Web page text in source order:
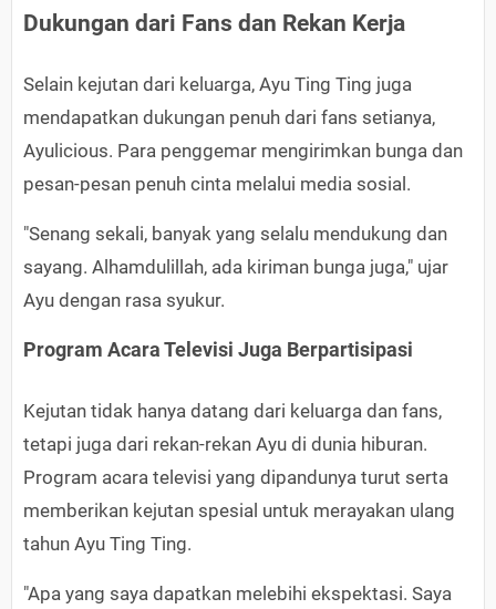
Dukungan dari Fans dan Rekan Kerja
Selain kejutan dari keluarga, Ayu Ting Ting juga
mendapatkan dukungan penuh dari fans setianya,
Ayulicious. Para penggemar mengirimkan bunga dan
pesan-pesan penuh cinta melalui media sosial.
"Senang sekali, banyak yang selalu mendukung dan
sayang. Alhamdulillah, ada kiriman bunga juga," ujar
Ayu dengan rasa syukur.
Program Acara Televisi Juga Berpartisipasi
Kejutan tidak hanya datang dari keluarga dan fans,
tetapi juga dari rekan-rekan Ayu di dunia hiburan.
Program acara televisi yang dipandunya turut serta
memberikan kejutan spesial untuk merayakan ulang
tahun Ayu Ting Ting.
"Apa yang saya dapatkan melebihi ekspektasi. Saya